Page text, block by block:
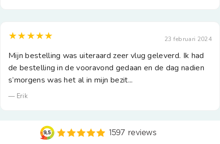
★★★★★ 23 februari 2024
Mijn bestelling was uiteraard zeer vlug geleverd. Ik had
de bestelling in de vooravond gedaan en de dag nadien
s’morgens was het al in mijn bezit...
— Erik